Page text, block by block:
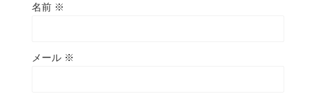
名前 ※
メール ※